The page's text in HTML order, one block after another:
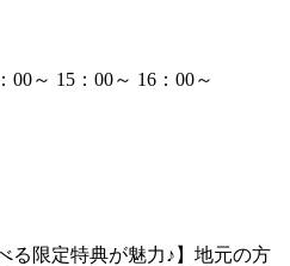
00～ 15：00～ 16：00～
る限定特典が魅力♪】地元の方